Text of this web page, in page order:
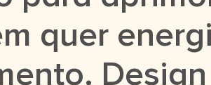
quer